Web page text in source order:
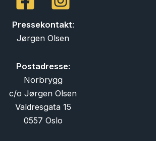
Pressekontakt:
Jørgen Olsen
Postadresse:
Norbrygg
c/o Jørgen Olsen
Valdresgata 15
0557 Oslo